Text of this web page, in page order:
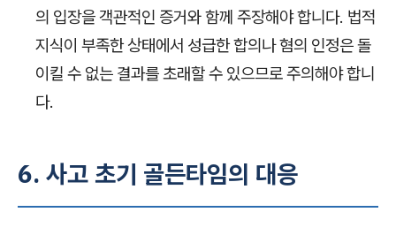
의 입장을 객관적인 증거와 함께 주장해야 합니다. 법적
지식이 부족한 상태에서 성급한 합의나 혐의 인정은 돌
이킬 수 없는 결과를 초래할 수 있으므로 주의해야 합니
다.
6. 사고 초기 골든타임의 대응